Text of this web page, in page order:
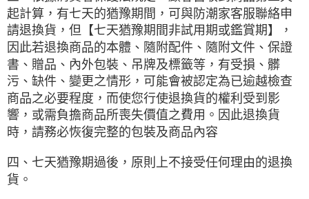
起計算，有七天的猶豫期間，可與防潮家客服聯絡申
請退換貨，但【七天猶豫期間非試用期或鑑賞期】，
因此若退換商品的本體、隨附配件、隨附文件、保證
書、贈品、內外包裝、吊牌及標籤等，有受損、髒
污、缺件、變更之情形，可能會被認定為已逾越檢查
商品之必要程度，而使您行使退換貨的權利受到影
響，或需負擔商品所喪失價值之費用。因此退換貨
時，請務必恢復完整的包裝及商品內容
四、七天猶豫期過後，原則上不接受任何理由的退換
貨。